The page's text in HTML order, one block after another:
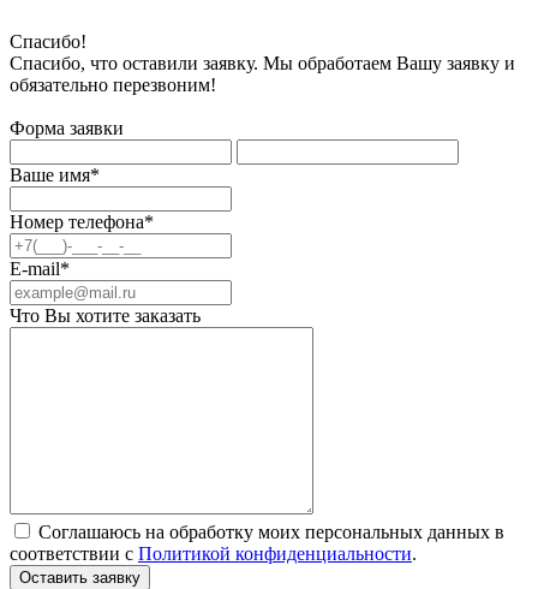
Спасибо!
Спасибо, что оставили заявку. Мы обработаем Вашу заявку и
обязательно перезвоним!
Форма заявки
Ваше имя*
Номер телефона*
E-mail*
Что Вы хотите заказать
Соглашаюсь на обработку моих персональных данных в
соответствии с Политикой конфиденциальности.